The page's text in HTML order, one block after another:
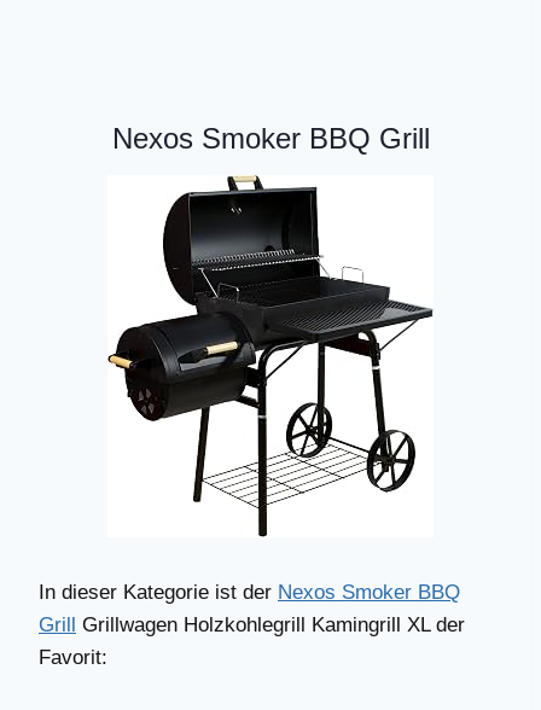
Nexos Smoker BBQ Grill
In dieser Kategorie ist der Nexos Smoker BBQ
Grill Grillwagen Holzkohlegrill Kamingrill XL der
Favorit: